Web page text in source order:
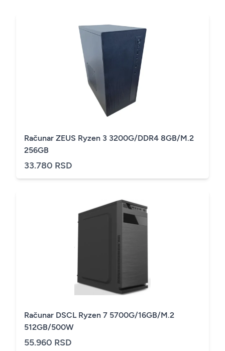
Računar ZEUS Ryzen 3 3200G/DDR4 8GB/M.2
256GB
33.780 RSD
Računar DSCL Ryzen 7 5700G/16GB/M.2
512GB/500W
55.960 RSD